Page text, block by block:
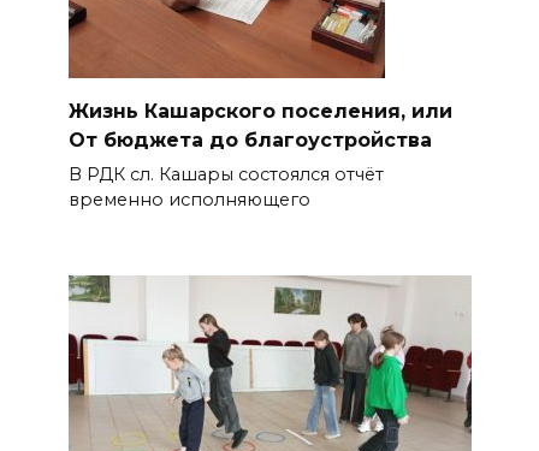
Жизнь Кашарского поселения, или
От бюджета до благоустройства
В РДК сл. Кашары состоялся отчёт
временно исполняющего